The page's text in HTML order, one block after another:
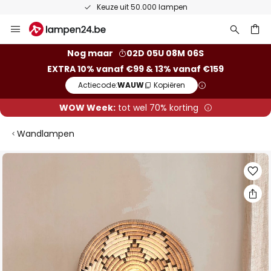
Keuze uit 50.000 lampen
naar
Nog maar
02D 05U 08M 05S
EXTRA 10% vanaf €99 & 13% vanaf €159
Actiecode:WAUW Kopiëren
WOW Week:tot wel 70% korting
Wandlampen
Ga